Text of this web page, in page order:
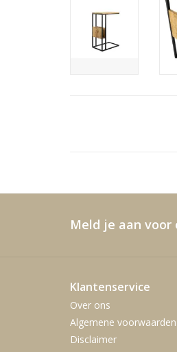
Meld je aan voor
Klantenservice
Over ons
Algemene voorwaarden
Disclaimer